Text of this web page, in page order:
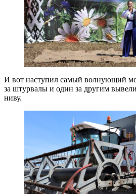
И вот наступил самый волнующий
за штурвалы и один за другим
ниву.